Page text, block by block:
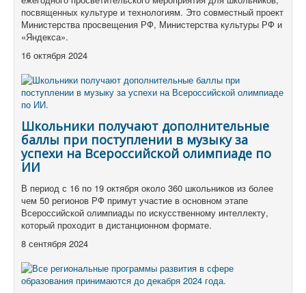
посвященных культуре и технологиям. Это совместный проект
Министерства просвещения РФ, Министерства культуры РФ и
«Яндекса».
16 октября 2024
Школьники получают дополнительные
баллы при поступлении в музыку за
успехи на Всероссийской олимпиаде по
ИИ
В период с 16 по 19 октября около 360 школьников из более
чем 50 регионов РФ примут участие в основном этапе
Всероссийской олимпиады по искусственному интеллекту,
который проходит в дистанционном формате.
8 сентября 2024